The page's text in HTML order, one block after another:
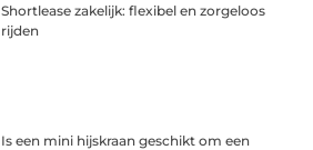
Shortlease zakelijk: flexibel en zorgeloos
rijden
Is een mini hijskraan geschikt om een